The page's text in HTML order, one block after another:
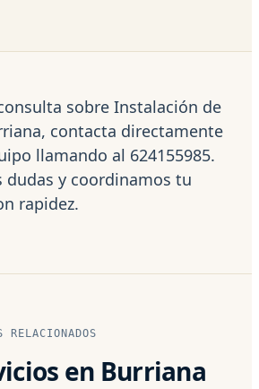
sobre Instalación de
contacta directamente
llamando al 624155985.
dudas y coordinamos tu
rapidez.
en Burriana